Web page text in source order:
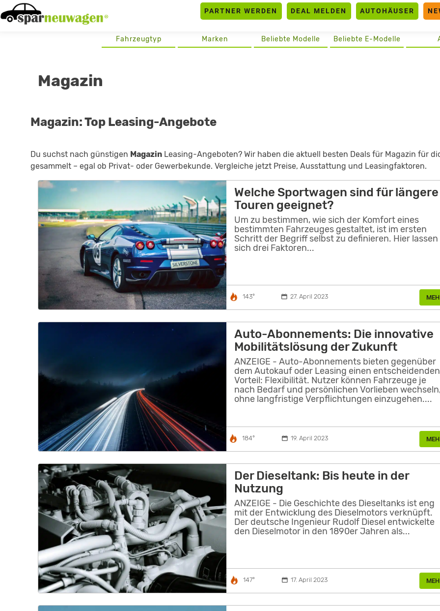
Skip
to
PARTNER WERDEN DEAL MELDEN AUTOHÄUSER
Beliebte E-Modelle
Beliebte Modelle
Marken
Fahrzeugtyp
Magazin
Magazin: Top Leasing-Angebote
Du suchst nach günstigen Magazin Leasing-Angeboten? Wir haben die aktuell besten Deals für Magazin für
gesammelt – egal ob Privat- oder Gewerbekunde. Vergleiche jetzt Preise, Ausstattung und Leasingfaktoren.
Welche Sportwagen sind für längere
Touren geeignet?
Um zu bestimmen, wie sich der Komfort eines
bestimmten Fahrzeuges gestaltet, ist im ersten
Schritt der Begriff selbst zu definieren. Hier lassen
sich drei Faktoren...
143° 27. April 2023
Auto-Abonnements: Die innovative
Mobilitätslösung der Zukunft
ANZEIGE - Auto-Abonnements bieten gegenüber
dem Autokauf oder Leasing einen entscheidenden
Vorteil: Flexibilität. Nutzer können Fahrzeuge je
nach Bedarf und persönlichen Vorlieben
ohne langfristige Verpflichtungen einzugehen....
184° 19. April 2023
Der Dieseltank: Bis heute in der
Nutzung
ANZEIGE - Die Geschichte des Dieseltanks ist eng
mit der Entwicklung des Dieselmotors verknüpft.
Der deutsche Ingenieur Rudolf Diesel entwickelte
den Dieselmotor in den 1890er Jahren als...
147° 17. April 2023